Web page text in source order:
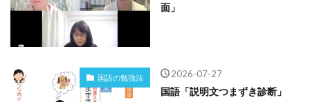
面」
国語の勉強法 2026-07-27
国語「説明文つまずき診断」